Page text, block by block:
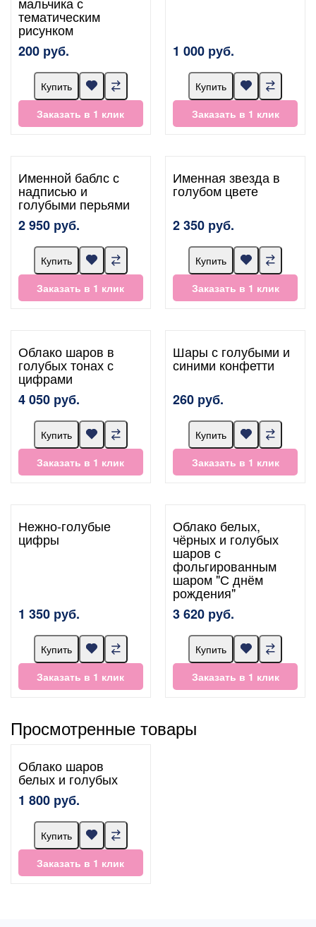
тематическим
рисунком
200 руб.
Купить
Заказать в 1 клик
1 000 руб.
Купить
Заказать в 1 клик
Именной баблс с
надписью и
голубыми перьями
2 950 руб.
Купить
Заказать в 1 клик
Именная звезда в
голубом цвете
2 350 руб.
Купить
Заказать в 1 клик
Облако шаров в
голубых тонах с
цифрами
4 050 руб.
Купить
Заказать в 1 клик
Шары с голубыми и
синими конфетти
260 руб.
Купить
Заказать в 1 клик
Нежно-голубые
цифры
1 350 руб.
Купить
Заказать в 1 клик
Облако белых,
чёрных и голубых
шаров с
фольгированным
шаром "С днём
рождения"
3 620 руб.
Купить
Заказать в 1 клик
Просмотренные товары
Облако шаров
белых и голубых
1 800 руб.
Купить
Заказать в 1 клик